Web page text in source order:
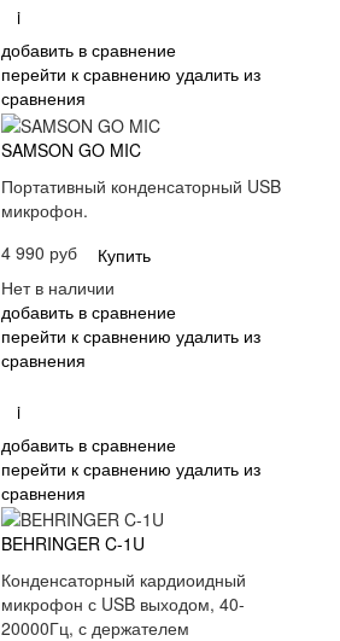
i
добавить в сравнение
перейти к сравнению удалить из
сравнения
SAMSON GO MIC
Портативный конденсаторный USB
микрофон.
4 990 руб
Купить
Нет в наличии
добавить в сравнение
перейти к сравнению удалить из
сравнения
i
добавить в сравнение
перейти к сравнению удалить из
сравнения
BEHRINGER C-1U
Конденсаторный кардиоидный
микрофон с USB выходом, 40-
20000Гц, с держателем